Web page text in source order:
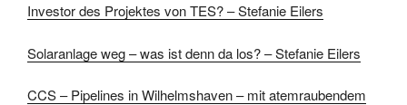
Investor des Projektes von TES? – Stefanie Eilers
Solaranlage weg – was ist denn da los? – Stefanie Eilers
CCS – Pipelines in Wilhelmshaven – mit atemraubendem